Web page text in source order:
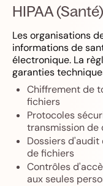
HIPAA (Santé)
Les organisations
informations de
électronique. La
garanties
Chiffrement de
fichiers
Protocoles
transmission de
Dossiers
de fichiers
Contrôles
aux seules